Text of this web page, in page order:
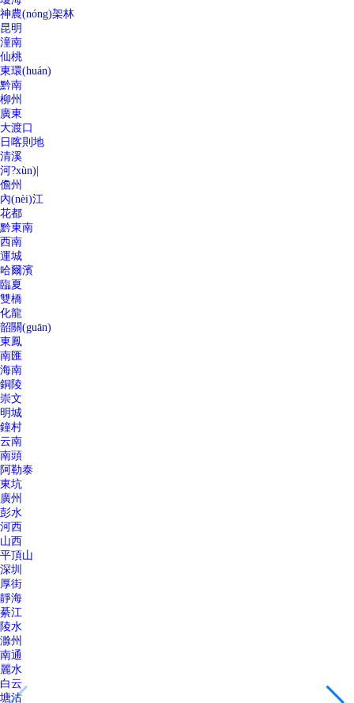
神農(nóng)架林
昆明
潼南
仙桃
東環(huán)
黔南
柳州
廣東
大渡口
日喀則地
清溪
河?xùn)|
儋州
內(nèi)江
花都
黔東南
西南
運城
哈爾濱
臨夏
雙橋
化龍
韶關(guān)
東鳳
南匯
海南
銅陵
崇文
明城
鐘村
云南
南頭
阿勒泰
東坑
廣州
彭水
河西
山西
平頂山
深圳
厚街
靜海
綦江
陵水
滁州
南通
麗水
白云
塘沽